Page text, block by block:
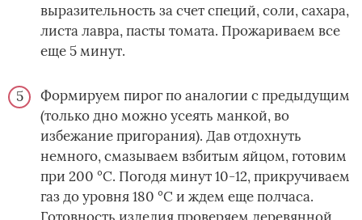
выразительность за счет специй, соли, сахара,
листа лавра, пасты томата. Прожариваем все
еще 5 минут.
Формируем пирог по аналогии c предыдущим
(только дно можно усеять манкой, во
избежание пригорания). Дав отдохнуть
немного, смазываем взбитым яйцом, готовим
при 200 °С. Погодя минут 10-12, прикручиваем
газ до уровня 180 °С и ждем еще полчаса.